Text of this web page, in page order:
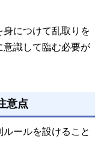
につけて乱取りを
意識して臨む必要が
意点
ールを設けること